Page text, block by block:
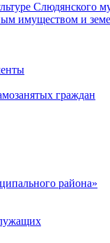
Слюдянского
имуществом и
граждан
района»